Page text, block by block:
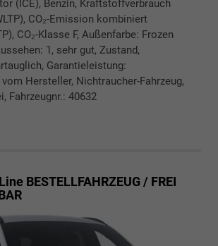
(ICE), Benzin, Kraftstoffverbrauch
CO₂-Emission kombiniert
CO₂-Klasse F, Außenfarbe: Frozen
1, sehr gut, Zustand,
Garantieleistung:
Hersteller, Nichtraucher-Fahrzeug,
Fahrzeugnr.: 40632
Fahrzeugexposé drucken
BESTELLFAHRZEUG / FREI